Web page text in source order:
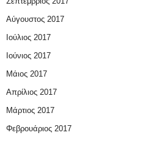
Αύγουστος 2017
Ιούλιος 2017
Ιούνιος 2017
Μάιος 2017
Απρίλιος 2017
Μάρτιος 2017
Φεβρουάριος 2017